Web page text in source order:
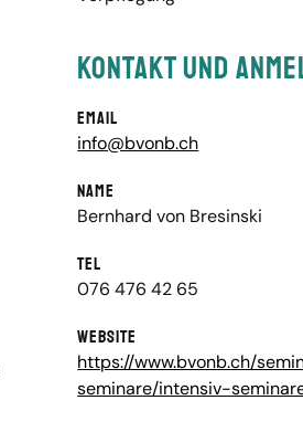
Kontakt und
Email
info@bvonb.ch
Name
Bernhard von Bresinski
Tel
076 476 42 65
Website
https://www.bvonb.ch/
seminare/intensiv-